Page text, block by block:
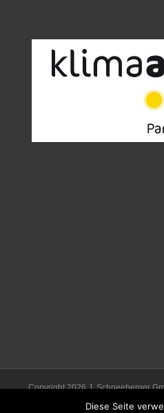
Copyright2026 J. Schneeberger
Diese Seite